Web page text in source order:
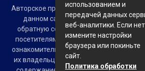
Авторское право © Все права
данном сайте взяты из открытых
обратную ссылку на материал в
посетителями сайта и
ознакомительных целях. Права на
их владельцам. Администрация сайта
использованием и
передачей данных
веб-аналитики. Если
измените настройки
браузера или покиньте
сайт.
Политика обработки